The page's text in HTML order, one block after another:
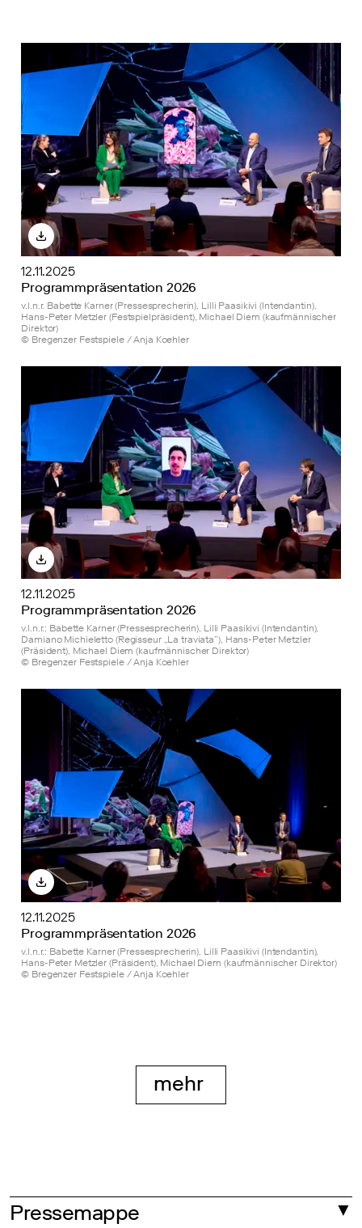
12.11.2025
Programmpräsentation 2026
v.l.n.r. Babette Karner (Pressesprecherin), Lilli Paasikivi (Intendantin),
Hans-Peter Metzler (Festspielpräsident), Michael Diem (kaufmännischer
Direktor)
© Bregenzer Festspiele / Anja Koehler
12.11.2025
Programmpräsentation 2026
v.l.n.r.: Babette Karner (Pressesprecherin), Lilli Paasikivi (Intendantin),
Damiano Michieletto (Regisseur „La traviata”), Hans-Peter Metzler
(Präsident), Michael Diem (kaufmännischer Direktor)
© Bregenzer Festspiele / Anja Koehler
12.11.2025
Programmpräsentation 2026
v.l.n.r.: Babette Karner (Pressesprecherin), Lilli Paasikivi (Intendantin),
Hans-Peter Metzler (Präsident), Michael Diem (kaufmännischer Direktor)
© Bregenzer Festspiele / Anja Koehler
mehr
Pressemappe